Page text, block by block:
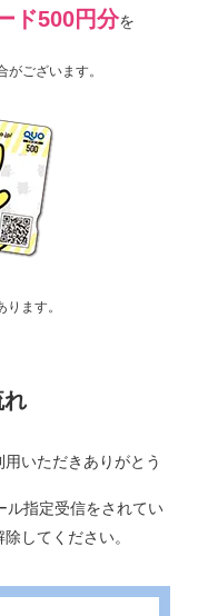
ド500円分を
ございます。
ます。
れ
いただきありがとう
ル指定受信をされてい
除してください。